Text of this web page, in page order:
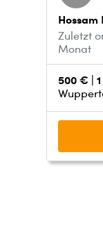
Hossam
Zuletzt
Monat
500 € | 1